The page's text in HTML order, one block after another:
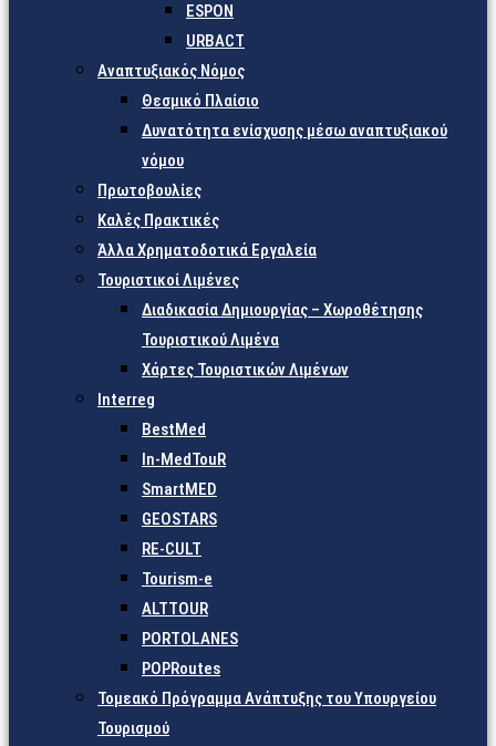
ESPON
URBACT
Αναπτυξιακός Νόμος
Θεσμικό Πλαίσιο
Δυνατότητα ενίσχυσης μέσω αναπτυξιακού
νόμου
Πρωτοβουλίες
Καλές Πρακτικές
Άλλα Χρηματοδοτικά Εργαλεία
Τουριστικοί Λιμένες
Διαδικασία Δημιουργίας – Χωροθέτησης
Τουριστικού Λιμένα
Χάρτες Τουριστικών Λιμένων
Interreg
BestMed
In-MedTouR
SmartMED
GEOSTARS
RE-CULT
Tourism-e
ALTTOUR
PORTOLANES
POPRoutes
Τομεακό Πρόγραμμα Ανάπτυξης του Υπουργείου
Τουρισμού